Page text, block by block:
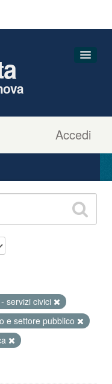
Accedi
servizi civici
e settore pubblico